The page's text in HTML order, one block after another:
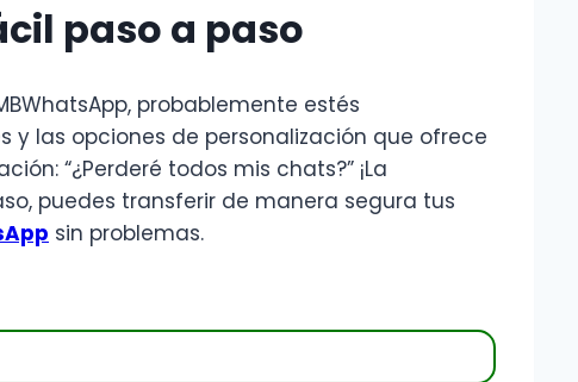
paso a paso
probablemente estés
las opciones de personalización que ofrece
“¿Perderé todos mis chats?” ¡La
puedes transferir de manera segura tus
sin problemas.